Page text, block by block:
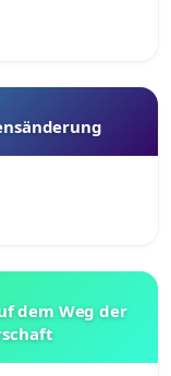
dem Weg der